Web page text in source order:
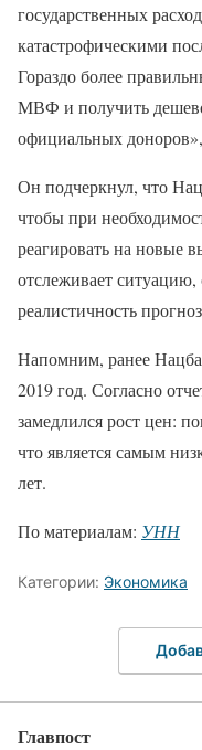
государственных
катастрофическими
Гораздо более
МВФ и получить
официальных
Он подчеркнул, что
чтобы при
реагировать на новые
отслеживает ситуацию,
реалистичность
Напомним, ранее
2019 год. Согласно
замедлился рост цен:
что является самым
лет.
По материалам: УНН
Категории: Экономика
Главпост